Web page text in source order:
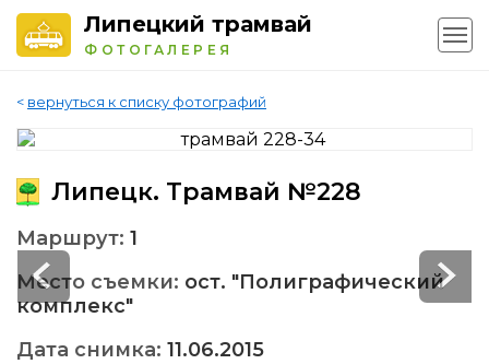
Липецкий трамвай
ФОТОГАЛЕРЕЯ
< вернуться к списку фотографий
Липецк. Трамвай №228
Маршрут: 1
Место съемки: ост. "Полиграфический
комплекс"
Дата снимка: 11.06.2015